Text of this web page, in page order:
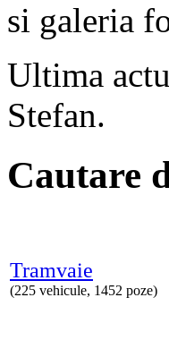
si galeria
Ultima
Stefan.
Cautare
Tramvaie
(225 vehicule, 1452 poze)